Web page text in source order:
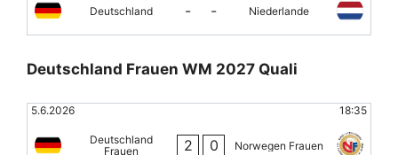
Deutschland - - Niederlande
Deutschland Frauen WM 2027 Quali
5.6.2026 18:35
Deutschland
Frauen
2 0 Norwegen Frauen